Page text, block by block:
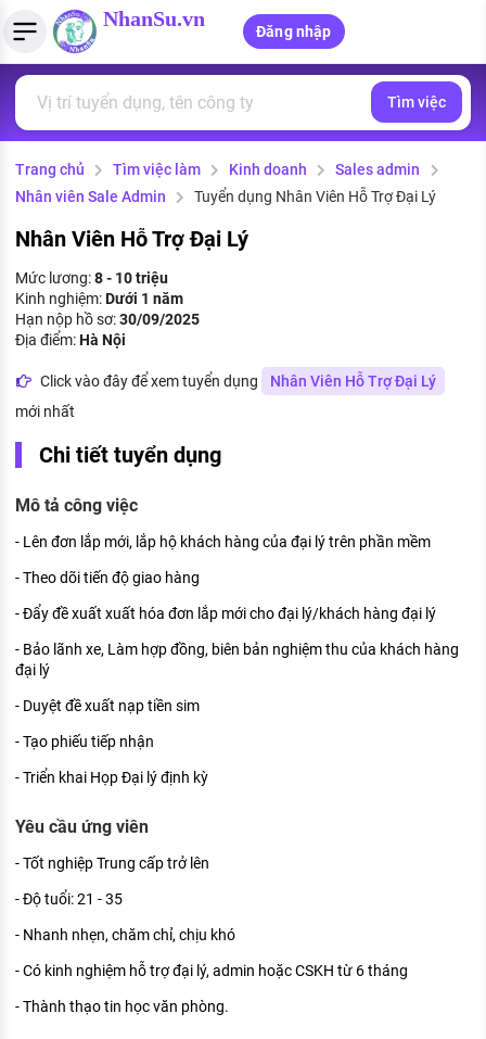
NhanSu.vn
Đăng nhập
Tìm việc làm
Việc làm ngành luật
Việc làm lương cao
Việc làm tốt nhất
CÔNG TY
Danh sách nhà tuyển dụng
Quản lý CV
Tải CV lên
Tạo CV trực tuyến
MẪU CV THEO STYLE
Mẫu CV đơn giản
Mẫu CV hiện đại
Tính lương Gross - Net
Tính thuế thu nhập cá nhân
Tính trợ cấp thất nghiệp
PHÁP LUẬT VIỆT NAM
Văn bản pháp luật
Chính sách mới
PHÁP LUẬT LAO ĐỘNG
Lao động và tiền lương
Bảo hiểm và phúc lợi
Thuế thu nhập
Hồ sơ biểu mẫu
Chính sách lao động
KHÁM PHÁ NGHỀ NGHIỆP
Tử vi nghề nghiệp
Kỹ năng nghề nghiệp
HƯỚNG NGHIỆP VIỆC LÀM
Đặc trưng từng nghề
Xu hướng việc làm
XÂY DỰNG VÀ PHÁT TRIỂN ĐỘI NGŨ
NHÂN SỰ
Tìm việc
Trang chủ Tìm việc làm Kinh doanh
Sales admin
Nhân viên Sale Admin
Tuyển dụng Nhân Viên Hỗ Trợ Đại Lý
Nhân Viên Hỗ Trợ Đại Lý
Mức lương:8 - 10 triệu
Kinh nghiệm:Dưới 1 năm
Hạn nộp hồ sơ:30/09/2025
Địa điểm:Hà Nội
Click vào đây để xem tuyển dụng
Nhân Viên Hỗ Trợ Đại Lý
mới nhất
Chi tiết tuyển dụng
Mô tả công việc
- Lên đơn lắp mới, lắp hộ khách hàng của đại lý trên phần mềm
- Theo dõi tiến độ giao hàng
- Đẩy đề xuất xuất hóa đơn lắp mới cho đại lý/khách hàng đại lý
- Bảo lãnh xe, Làm hợp đồng, biên bản nghiệm thu của khách hàng
đại lý
- Duyệt đề xuất nạp tiền sim
- Tạo phiếu tiếp nhận
- Triển khai Họp Đại lý định kỳ
Yêu cầu ứng viên
- Tốt nghiệp Trung cấp trở lên
- Độ tuổi: 21 - 35
- Nhanh nhẹn, chăm chỉ, chịu khó
- Có kinh nghiệm hỗ trợ đại lý, admin hoặc CSKH từ 6 tháng
- Thành thạo tin học văn phòng.